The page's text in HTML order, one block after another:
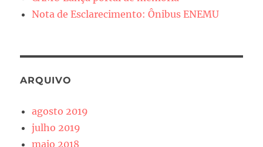
Nota de Esclarecimento: Ônibus ENEMU
ARQUIVO
agosto 2019
julho 2019
maio 2018